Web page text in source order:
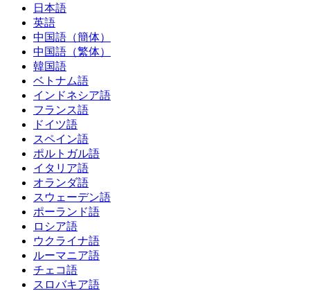
日本語
英語
中国語（簡体）
中国語（繁体）
韓国語
ベトナム語
インドネシア語
フランス語
ドイツ語
スペイン語
ポルトガル語
イタリア語
オランダ語
スウェーデン語
ポーランド語
ロシア語
ウクライナ語
ルーマニア語
チェコ語
スロバキア語